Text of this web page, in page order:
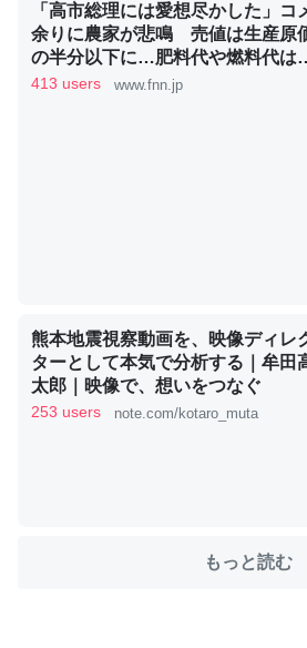
これを元に考えるとカルシウムを大
類は苦労してるんだな…。腹足類だ
─ニュース :: 【研究発表】昆虫学の大問題
ウチもEchoを実家に置いて４年。で
ちぼちRingも置こうかと画策中。あ
位置情報を共有してる。電池残量や
これ見て生きてるなって分かる。
─たまにLINEするくらいだった遠方の父67
コミュニケーションが劇的に変化した｜
「高市総理には愛想尽かした」コ
余りに農家が悲鳴 売値は生産原
の半分以下に…肥料代や燃料代は
騰「今年でやめる」農家も｜FNNプ
413 users www.fnn.jp
熊本地震視察動画を、映像ディレ
ターとして本気で分析する｜牟田
太郎｜映像で、想いをつなぐ
253 users note.com/kotaro_muta
もっと読む